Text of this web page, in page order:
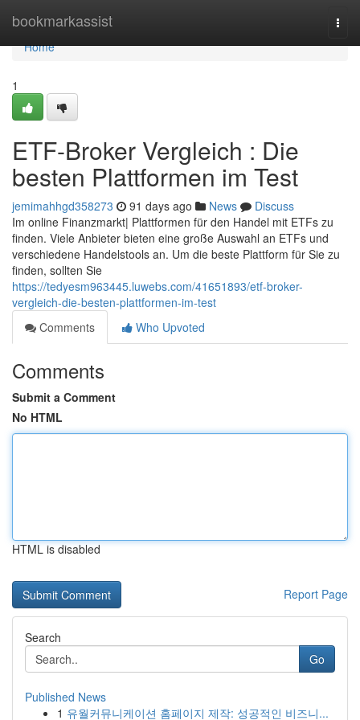
bookmarkassist
Home
Home
1
ETF-Broker Vergleich : Die
besten Plattformen im Test
jemimahhgd358273 91 days ago News
Discuss
Im online Finanzmarkt| Plattformen für den Handel mit ETFs zu
finden. Viele Anbieter bieten eine große Auswahl an ETFs und
verschiedene Handelstools an. Um die beste Plattform für Sie zu
finden, sollten Sie
https://tedyesm963445.luwebs.com/41651893/etf-broker-
vergleich-die-besten-plattformen-im-test
Comments
Who Upvoted
Comments
Submit a Comment
No HTML
HTML is disabled
Report Page
Search
Go
Published News
1 유월커뮤니케이션 홈페이지 제작: 성공적인 비즈니...